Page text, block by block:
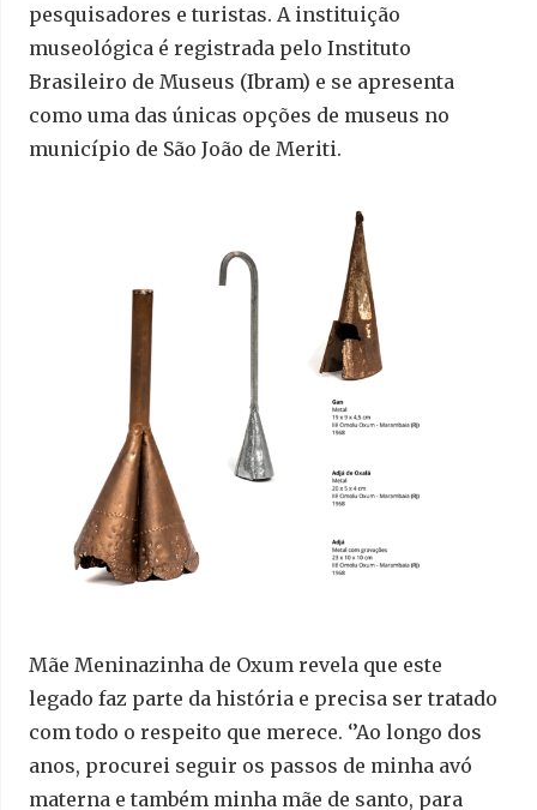
pesquisadores e turistas. A instituição
museológica é registrada pelo Instituto
Brasileiro de Museus (Ibram) e se apresenta
como uma das únicas opções de museus no
município de São João de Meriti.
Mãe Meninazinha de Oxum revela que este
legado faz parte da história e precisa ser tratado
com todo o respeito que merece. ‘’Ao longo dos
anos, procurei seguir os passos de minha avó
materna e também minha mãe de santo, para